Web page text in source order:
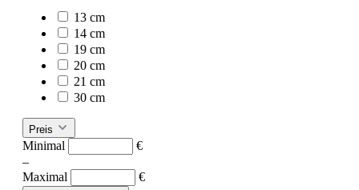
13 cm
14 cm
19 cm
20 cm
21 cm
30 cm
Preis
Minimal
€
–
Maximal
€